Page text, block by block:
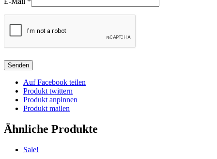
Auf Facebook teilen
Produkt twittern
Produkt anpinnen
Produkt mailen
Ähnliche Produkte
Sale!